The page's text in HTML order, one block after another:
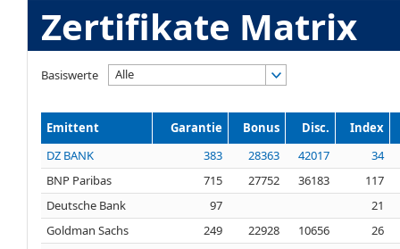
Zertifikate Matrix
Basiswerte Alle
Emittent Garantie Bonus Disc.
Index
DZ BANK
383 28363 42017
34
BNP Paribas
715 27752 36183
117
Deutsche Bank
97
21
Goldman Sachs
249 22928 10656
26